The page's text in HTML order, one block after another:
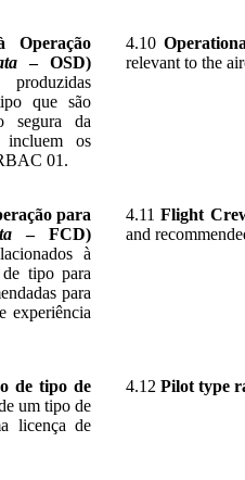
Operação
– OSD)
produzidas
que são
segura da
incluem os
01.
4.10
relevant to the
para
– FCD)
à
de tipo para
para
experiência
4.11Flight
and
de tipo de
um tipo de
licença de
4.12 Pilot type